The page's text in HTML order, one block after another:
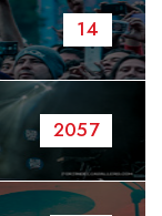
14
2057